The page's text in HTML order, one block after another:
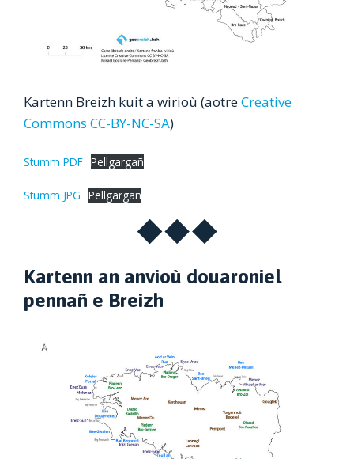
Kartenn Breizh kuit a wirioù (aotreCreative
Commons CC-BY-NC-SA)
Stumm PDF Pellgargañ
Stumm JPG Pellgargañ
Kartenn an anvioù douaroniel
pennañ e Breizh